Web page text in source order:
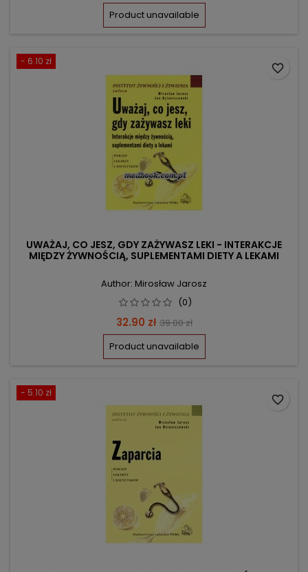
price
Product unavailable
- 6.10 zł
UWAŻAJ, CO JESZ, GDY ZAŻYWASZ LEKI - INTERAKCJE
MIĘDZY ŻYWNOŚCIĄ, SUPLEMENTAMI DIETY A LEKAMI
Author: Mirosław Jarosz
(0)
Price
32.90 zł Regular
price
39.00 zł
Product unavailable
favorite_border
- 5.10 zł
favorite_border